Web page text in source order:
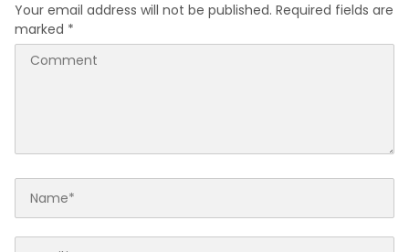
Your email address will not be published. Required fields are
marked *